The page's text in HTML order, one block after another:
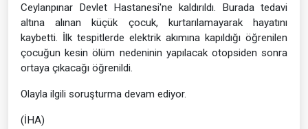
Ceylanpınar Devlet Hastanesi'ne kaldırıldı. Burada tedavi
altına alınan küçük çocuk, kurtarılamayarak hayatını
kaybetti. İlk tespitlerde elektrik akımına kapıldığı öğrenilen
çocuğun kesin ölüm nedeninin yapılacak otopsiden sonra
ortaya çıkacağı öğrenildi.
Olayla ilgili soruşturma devam ediyor.
(İHA)